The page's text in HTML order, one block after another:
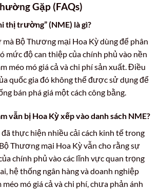
Gặp (FAQs)
thị trường” (NME) là gì?
Bộ Thương mại Hoa Kỳ dùng để phân
mức độ can thiệp của chính phủ vào nền
méo mó giá cả và chi phí sản xuất. Điều
quốc gia đó không thể được sử dụng để
bán phá giá một cách công bằng.
vẫn bị Hoa Kỳ xếp vào danh sách NME?
thực hiện nhiều cải cách kinh tế trong
Thương mại Hoa Kỳ vẫn cho rằng sự
chính phủ vào các lĩnh vực quan trọng
hệ thống ngân hàng và doanh nghiệp
mó giá cả và chi phí, chưa phản ánh